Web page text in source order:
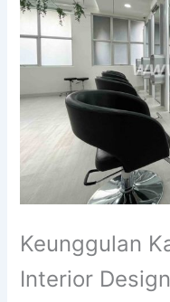
Keunggulan
Interior